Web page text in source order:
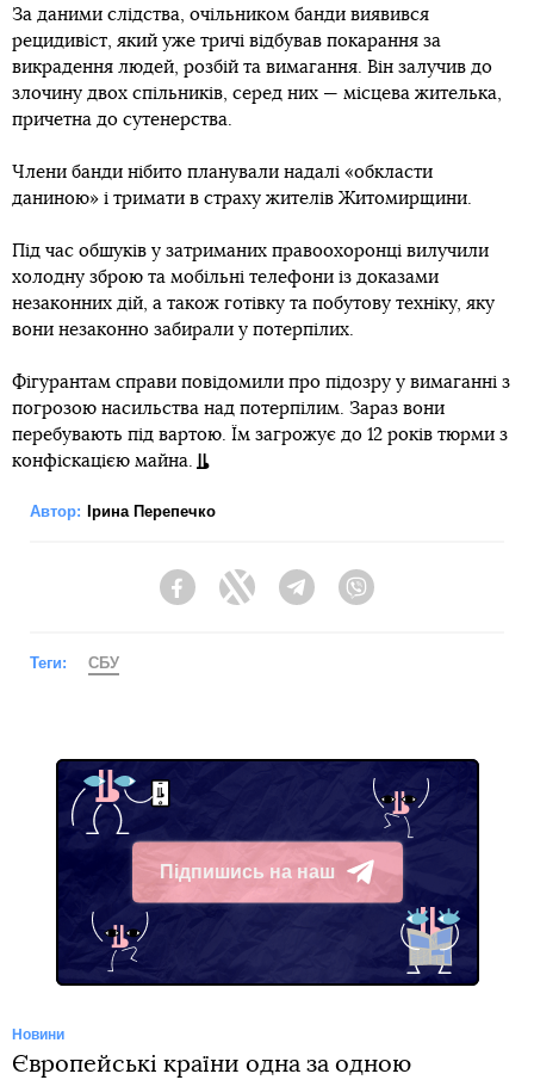
За даними слідства, очільником банди виявився
рецидивіст, який уже тричі відбував покарання за
викрадення людей, розбій та вимагання. Він залучив до
злочину двох спільників, серед них — місцева жителька,
причетна до сутенерства.
Члени банди нібито планували надалі «обкласти
даниною» і тримати в страху жителів Житомирщини.
Під час обшуків у затриманих правоохоронці вилучили
холодну зброю та мобільні телефони із доказами
незаконних дій, а також готівку та побутову техніку, яку
вони незаконно забирали у потерпілих.
Фігурантам справи повідомили про підозру у вимаганні з
погрозою насильства над потерпілим. Зараз вони
перебувають під вартою. Їм загрожує до 12 років тюрми з
конфіскацією майна.
Автор: Ірина Перепечко
FacebookTwitter Telegram
Теги: СБУ
Підпишись на наш
Telegram
Новини
Європейські країни одна за одною